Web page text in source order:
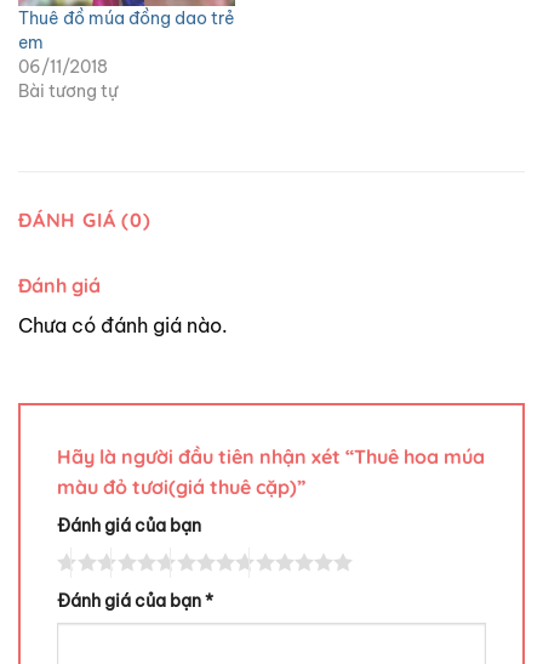
Thuê đồ múa đồng dao trẻ
em
06/11/2018
Bài tương tự
ĐÁNH GIÁ (0)
Đánh giá
Chưa có đánh giá nào.
Hãy là người đầu tiên nhận xét “Thuê hoa múa
màu đỏ tươi(giá thuê cặp)”
Đánh giá của bạn
Đánh giá của bạn*